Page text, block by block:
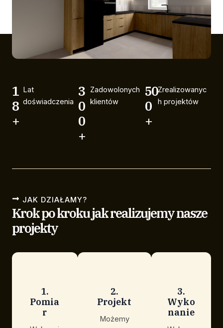
1
8
+
Lat
doświadczenia
3
0
0
+
Zadowolonych
klientów
50
0
+
Zrealizowanyc
h projektów
JAK DZIAŁAMY?
Krok po kroku jak realizujemy nasze
projekty
1.
Pomia
r
2.
Projekt
Możemy
3.
Wyko
nanie